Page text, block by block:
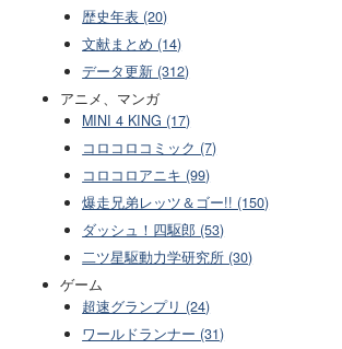
歴史年表 (20)
文献まとめ (14)
データ更新 (312)
アニメ、マンガ
MINI 4 KING (17)
コロコロコミック (7)
コロコロアニキ (99)
爆走兄弟レッツ＆ゴー!! (150)
ダッシュ！四駆郎 (53)
二ツ星駆動力学研究所 (30)
ゲーム
超速グランプリ (24)
ワールドランナー (31)